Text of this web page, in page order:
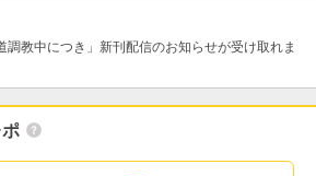
調教中につき」新刊配信のお知らせが受け取れま